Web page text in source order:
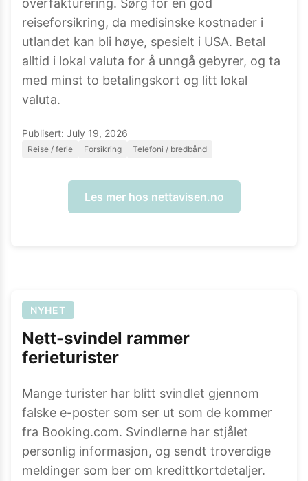
overfakturering. Sørg for en god
reiseforsikring, da medisinske kostnader i
utlandet kan bli høye, spesielt i USA. Betal
alltid i lokal valuta for å unngå gebyrer, og ta
med minst to betalingskort og litt lokal
valuta.
Publisert: July 19, 2026
Reise / ferie Forsikring Telefoni / bredbånd
Les mer hos nettavisen.no
NYHET
Nett-svindel rammer
ferieturister
Mange turister har blitt svindlet gjennom
falske e-poster som ser ut som de kommer
fra Booking.com. Svindlerne har stjålet
personlig informasjon, og sendt troverdige
meldinger som ber om kredittkortdetaljer.